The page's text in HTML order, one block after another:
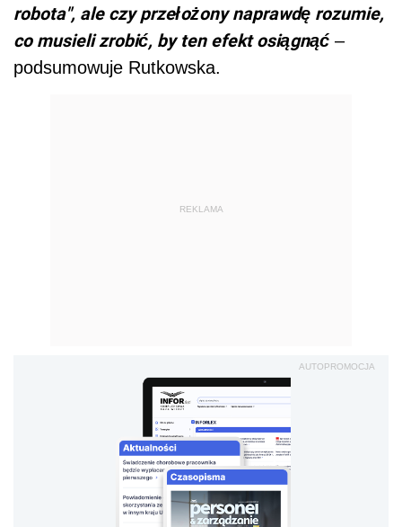
robota", ale czy przełożony naprawdę rozumie,
co musieli zrobić, by ten efekt osiągnąć –
podsumowuje Rutkowska.
REKLAMA
AUTOPROMOCJA